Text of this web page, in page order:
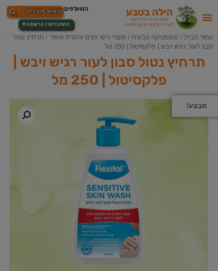
התחברות / הרשמה
עמוד הבית / קוסמטיקה טבעית / מוצרי ניקוי פנים והסרת איפור / תרחיץ נטול
סבון לעור רגיש ויבש | פלקסיטול | 250 מל
תרחיץ נטול סבון לעור רגיש ויבש |
פלקסיטול | 250 מל
מבצע!